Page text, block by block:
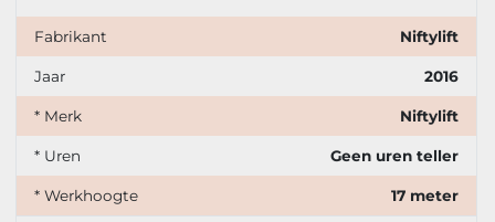
Fabrikant Niftylift
Jaar 2016
* Merk Niftylift
* Uren Geen uren teller
* Werkhoogte 17 meter